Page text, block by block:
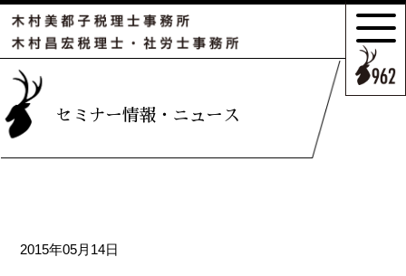
セミナー情報・ニュース
2015年05月14日